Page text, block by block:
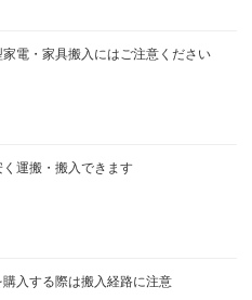
電・家具搬入にはご注意ください
運搬・搬入できます
入する際は搬入経路に注意